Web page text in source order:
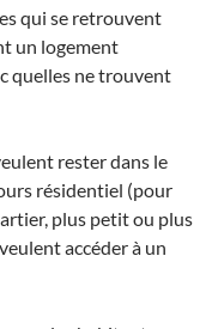
qui se retrouvent
un logement
quelles ne trouvent
rester dans le
résidentiel (pour
plus petit ou plus
accéder à un